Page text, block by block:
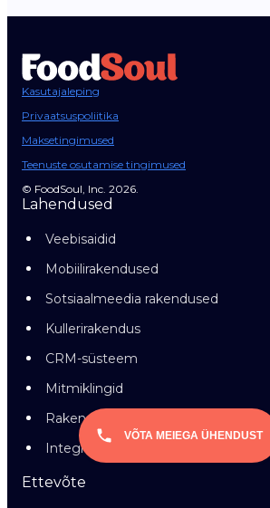
VÕTA MEIEGA ÜHENDUST
Kasutajaleping
Privaatsuspoliitika
Maksetingimused
Teenuste osutamise tingimused
© FoodSoul, Inc. 2026.
Lahendused
Veebisaidid
Mobiilirakendused
Sotsiaalmeedia rakendused
Kullerirakendus
CRM-süsteem
Mitmiklingid
Rakendus macOS-ile
Integratsioonid
Ettevõte